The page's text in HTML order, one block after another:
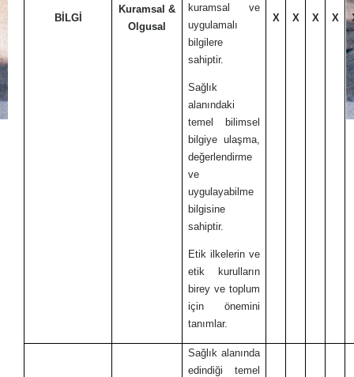
BİLGİ
Kuramsal &
Olgusal
kuramsal ve
uygulamalı
bilgilere
sahiptir.
Sağlık
alanındaki
temel bilimsel
bilgiye ulaşma,
değerlendirme
ve
uygulayabilme
bilgisine
sahiptir.
Etik ilkelerin ve
etik kurulların
birey ve toplum
için önemini
tanımlar.
X X X X
Sağlık alanında
edindiği temel